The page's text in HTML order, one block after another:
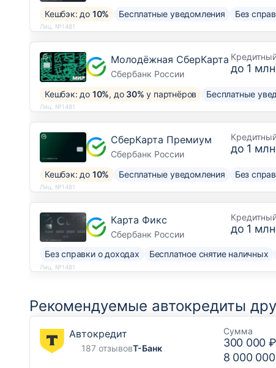
Кешбэк: до 10% Бесплатные уведомления Без
Лиц. №1481
Молодёжная СберКарта
Сбербанк России до 1
Кешбэк: до 10%, до 30% у партнёров Бесплатные
Лиц. №1481
СберКарта Премиум
Сбербанк России до 1
Кешбэк: до 10% Бесплатные уведомления Без
Лиц. №1481
Карта Фикс
Сбербанк России до 1
Без справки о доходах Бесплатное снятие наличных
Лиц. №1481
Рекомендуемые автокредиты
Автокредит
187 отзывовТ-Банк
Сумма
300 000 ₽
8 000